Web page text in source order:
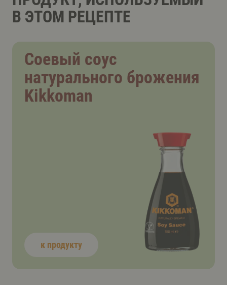
В ЭТОМ РЕЦЕПТЕ
Соевый соус
натурального брожения
Kikkoman
к продукту